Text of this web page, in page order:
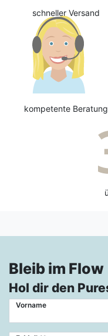
schneller Versand
kompetente Beratung
Bleib im Flow
Hol dir den
Vorname